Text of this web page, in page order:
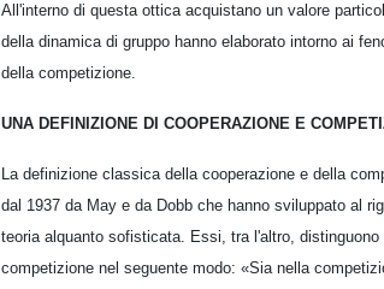
All'interno di questa ottica acquistano un valore
della dinamica di gruppo hanno elaborato intorno ai
della competizione.
UNA DEFINIZIONE DI COOPERAZIONE E
La definizione classica della cooperazione e della
dal 1937 da May e da Dobb che hanno sviluppato al
teoria alquanto sofisticata. Essi, tra l'altro, distinguono
competizione nel seguente modo: «Sia nella